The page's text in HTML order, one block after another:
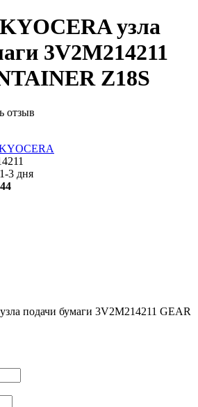
узла
3V2M214211
Z18S
отзыв
3 дня
подачи бумаги 3V2M214211 GEAR